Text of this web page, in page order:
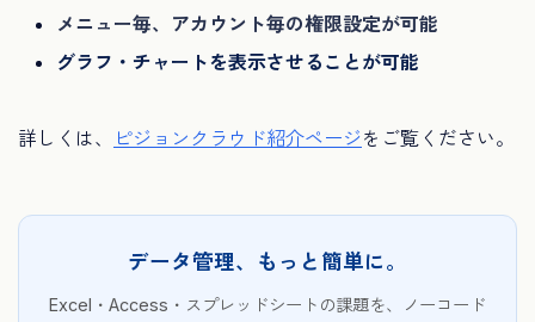
メニュー毎、アカウント毎の権限設定が可能
グラフ・チャートを表示させることが可能
詳しくは、 ピジョンクラウド紹介ページをご覧ください。
データ管理、もっと簡単に。
Excel・Access・スプレッドシートの課題を、ノーコード